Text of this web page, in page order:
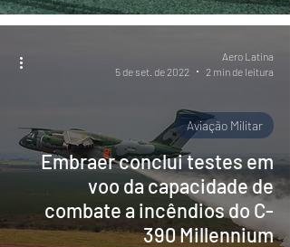
Embraer conclui testes em
voo da capacidade de
combate a incêndios do C-
390 Millennium
Aviação Militar
Aero Latina
5 de set. de 2022
2 min de leitura